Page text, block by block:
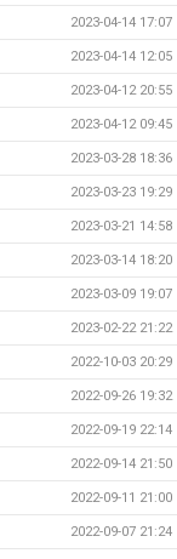
2023-04-14 17:07
2023-04-14 12:05
2023-04-12 20:55
2023-04-12 09:45
2023-03-28 18:36
2023-03-23 19:29
2023-03-21 14:58
2023-03-14 18:20
2023-03-09 19:07
2023-02-22 21:22
2022-10-03 20:29
2022-09-26 19:32
2022-09-19 22:14
2022-09-14 21:50
2022-09-11 21:00
2022-09-07 21:24